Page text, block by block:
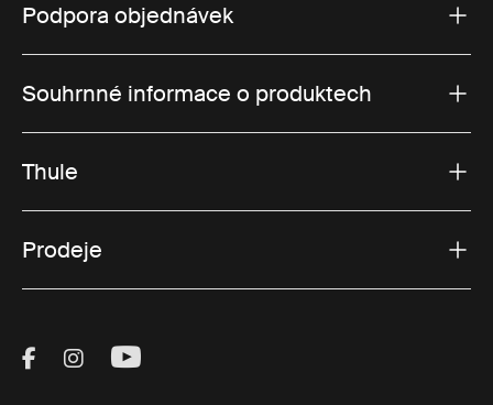
Podpora objednávek
Souhrnné informace o produktech
Thule
Prodeje
Visit Thule on Facebook (external link)
Visit Thule on Instagram (external link)
Visit Thule on Youtube (external